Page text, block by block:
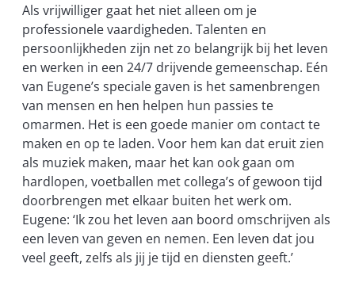
Als vrijwilliger gaat het niet alleen om je
professionele vaardigheden. Talenten en
persoonlijkheden zijn net zo belangrijk bij het leven
en werken in een 24/7 drijvende gemeenschap. Eén
van Eugene’s speciale gaven is het samenbrengen
van mensen en hen helpen hun passies te
omarmen. Het is een goede manier om contact te
maken en op te laden. Voor hem kan dat eruit zien
als muziek maken, maar het kan ook gaan om
hardlopen, voetballen met collega’s of gewoon tijd
doorbrengen met elkaar buiten het werk om.
Eugene: ‘Ik zou het leven aan boord omschrijven als
een leven van geven en nemen. Een leven dat jou
veel geeft, zelfs als jij je tijd en diensten geeft.’